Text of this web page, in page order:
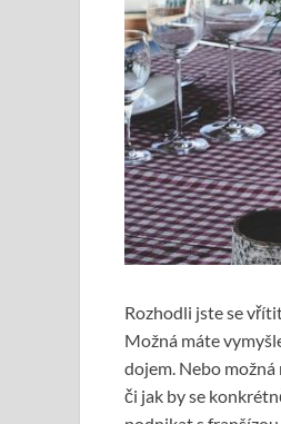
Rozhodli jste se
Možná máte
dojem. Nebo
či jak by se